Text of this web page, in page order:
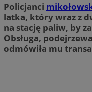
Policjanci
latka, który wraz z
na stację paliw, by
Obsługa,
odmówiła mu